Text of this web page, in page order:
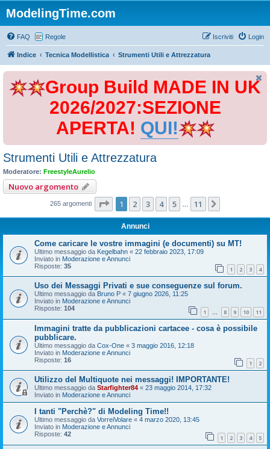
ModelingTime.com
FAQ Regole Login
Iscriviti
Indice Tecnica Modellistica Strumenti Utili e Attrezzatura
Group Build MADE IN UK
2026/2027:SEZIONE
APERTA! QUI!
Strumenti Utili e Attrezzatura
Moderatore: FreestyleAurelio
Nuovo argomento
265 argomenti Pagina di 11
1 2 3 4 5 11
Annunci
Come caricare le vostre immagini (e documenti) su MT!
Ultimo messaggio da Kegelbahn « 22 febbraio 2023, 17:09
Inviato in Moderazione e Annunci
Risposte: 35 1 2 3 4
Uso dei Messaggi Privati e sue conseguenze sul forum.
Ultimo messaggio da Bruno P « 7 giugno 2026, 11:25
Inviato in Moderazione e Annunci
Risposte: 104 1 … 8 9 10 11
Immagini tratte da pubblicazioni cartacee - cosa è possibile
pubblicare.
Ultimo messaggio da Cox-One « 3 maggio 2016, 12:18
Inviato in Moderazione e Annunci
Risposte: 16 1 2
Utilizzo del Multiquote nei messaggi! IMPORTANTE!
Ultimo messaggio da Starfighter84 « 23 maggio 2014, 17:32
Inviato in Moderazione e Annunci
I tanti "Perchè?" di Modeling Time!!
Ultimo messaggio da VorreiVolare « 4 marzo 2020, 13:45
Inviato in Moderazione e Annunci
Risposte: 42 1 2 3 4 5